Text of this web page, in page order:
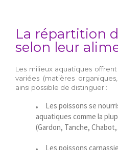
La répartition
selon leur
Les milieux aquatiques
variées (matières
ainsi possible de distinguer :
Les poissons se
aquatiques comme la
(Gardon, Tanche,
Les poissons